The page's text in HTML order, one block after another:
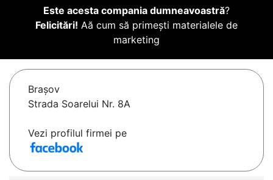
Este acesta compania dumneavoastră?
Felicitări! Aă cum să primești materialele de
marketing
Braşov
Strada Soarelui Nr. 8A
Vezi profilul firmei pe